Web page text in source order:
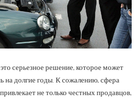
серьезное решение, которое может
на долгие годы. К сожалению, сфера
не только честных продавцов,